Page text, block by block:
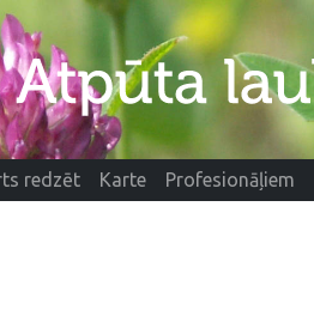
redzēt Karte Profesionāļiem